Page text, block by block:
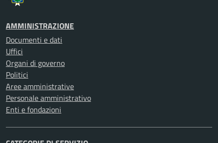
AMMINISTRAZIONE
Documenti e dati
Uffici
Organi di governo
Politici
Aree amministrative
Personale amministrativo
Enti e fondazioni